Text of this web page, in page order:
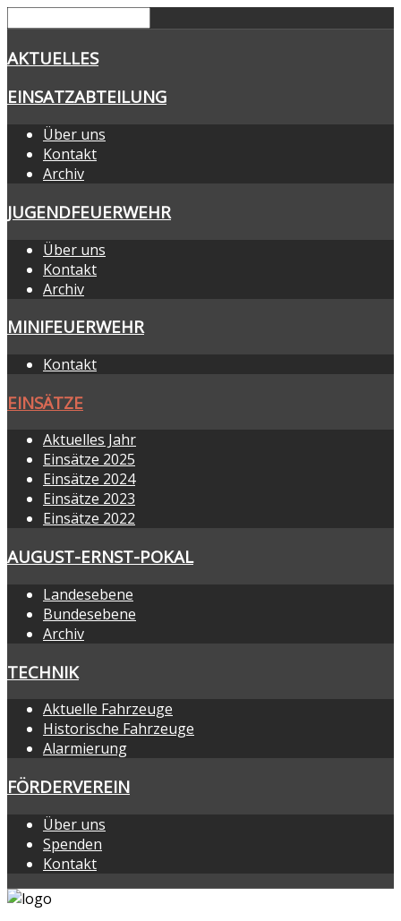
AKTUELLES
EINSATZABTEILUNG
Über uns
Kontakt
Archiv
JUGENDFEUERWEHR
Über uns
Kontakt
Archiv
MINIFEUERWEHR
Kontakt
EINSÄTZE
Aktuelles Jahr
Einsätze 2025
Einsätze 2024
Einsätze 2023
Einsätze 2022
AUGUST-ERNST-POKAL
Landesebene
Bundesebene
Archiv
TECHNIK
Aktuelle Fahrzeuge
Historische Fahrzeuge
Alarmierung
FÖRDERVEREIN
Über uns
Spenden
Kontakt